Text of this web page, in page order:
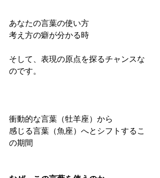
あなたの言葉の使い方
考え方の癖が分かる時
そして、表現の原点を探るチャンスな
のです。
衝動的な言葉（牡羊座）から
感じる言葉（魚座）へとシフトするこ
の期間